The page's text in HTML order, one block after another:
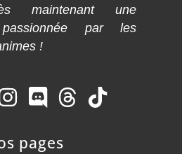
maintenant une
passionnée par les
!
pages